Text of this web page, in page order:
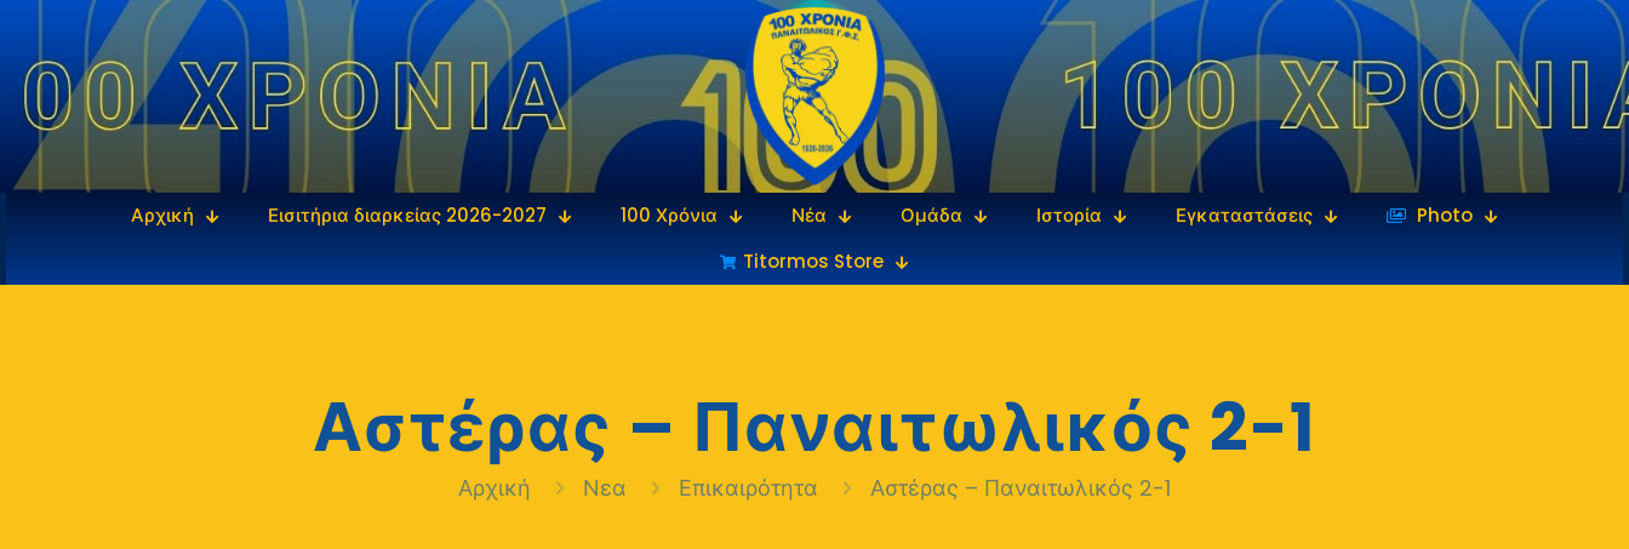
Αρχική Εισιτήρια διαρκείας 2026-2027 100 Χρόνια Νέα Ομάδα Ιστορία Εγκαταστάσεις
‎‏‏‎ ‎Photo
Titormos Store
Αστέρας – Παναιτωλικός 2-1
Αρχική Νεα Επικαιρότητα Αστέρας – Παναιτωλικός 2-1